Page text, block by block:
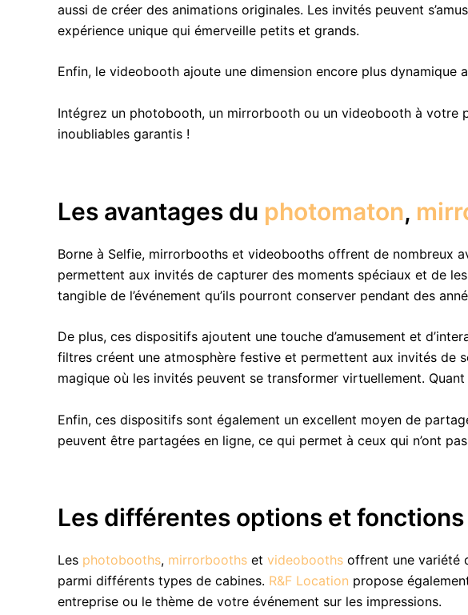
aussi de créer des animations originales. Les invités peuvent
expérience unique qui émerveille petits et grands.
Enfin, le videobooth ajoute une dimension encore plus dynamique
Intégrez un photobooth, un mirrorbooth ou un videobooth à votre
inoubliables garantis !
Les avantages du photomaton,
Borne à Selfie, mirrorbooths et videobooths offrent de nombreux
permettent aux invités de capturer des moments spéciaux et de
tangible de l’événement qu’ils pourront conserver pendant des
De plus, ces dispositifs ajoutent une touche d’amusement et
filtres créent une atmosphère festive et permettent aux invités de
magique où les invités peuvent se transformer virtuellement.
Enfin, ces dispositifs sont également un excellent moyen de
peuvent être partagées en ligne, ce qui permet à ceux qui n’ont
Les différentes options et
Les photobooths, mirrorbooths et videobooths offrent une variété
parmi différents types de cabines. R&F Location propose
entreprise ou le thème de votre événement sur les impressions.